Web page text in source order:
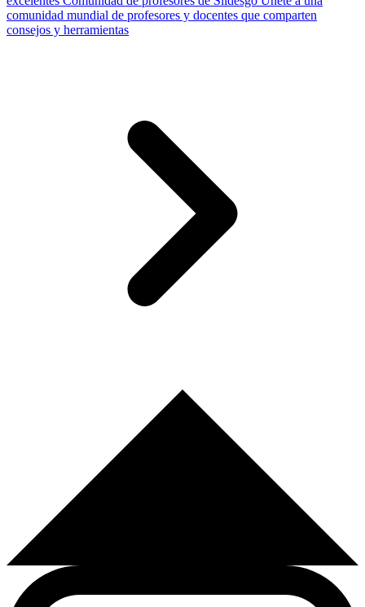
comunidad mundial de profesores y docentes que comparten
consejos y herramientas